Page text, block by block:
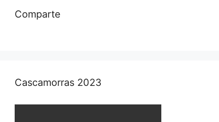
Comparte
Cascamorras 2023